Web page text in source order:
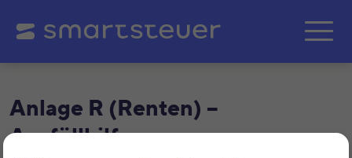
Zum Hauptinhalt
Anlage R (Renten) –
Ausfüllhilfe